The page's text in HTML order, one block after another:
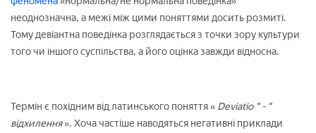
неоднозначна, а межі між цими поняттями досить розмиті.
Тому девіантна поведінка розглядається з точки зору культури
того чи іншого суспільства, а його оцінка завжди відносна.
Термін є похідним від латинського поняття « Deviatio " - "
відхилення». Хоча частіше наводяться негативні приклади